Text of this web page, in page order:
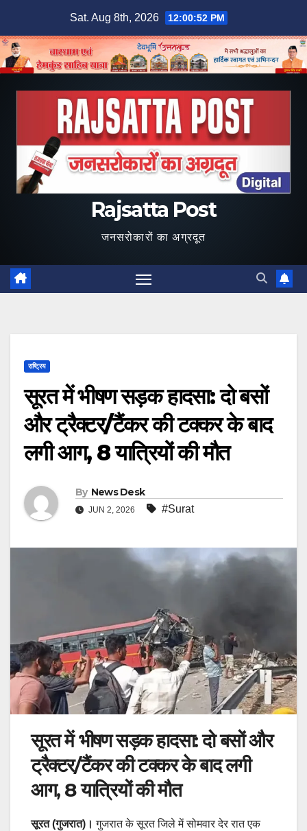
content
Sat. Aug 8th, 2026 12:00:53 PM
Rajsatta Post
जनसरोकारों का अग्रदूत
राष्ट्रिय
सूरत में भीषण सड़क हादसा: दो बसों
और ट्रैक्टर/टैंकर की टक्कर के बाद
लगी आग, 8 यात्रियों की मौत
By News Desk
JUN 2, 2026 #Surat
सूरत में भीषण सड़क हादसा: दो बसों और
ट्रैक्टर/टैंकर की टक्कर के बाद लगी
आग, 8 यात्रियों की मौत
सूरत (गुजरात)। गुजरात के सूरत जिले में सोमवार देर रात एक